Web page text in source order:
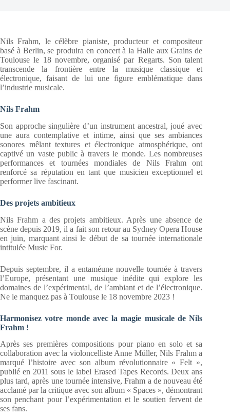
Nils Frahm, le célèbre pianiste, producteur et compositeur
basé à Berlin, se produira en concert à la Halle aux Grains de
Toulouse le 18 novembre, organisé par Regarts. Son talent
transcende la frontière entre la musique classique et
électronique, faisant de lui une figure emblématique dans
l’industrie musicale.
Nils Frahm
Son approche singulière d’un instrument ancestral, joué avec
une aura contemplative et intime, ainsi que ses ambiances
sonores mêlant textures et électronique atmosphérique, ont
captivé un vaste public à travers le monde. Les nombreuses
performances et tournées mondiales de Nils Frahm ont
renforcé sa réputation en tant que musicien exceptionnel et
performer live fascinant.
Des projets ambitieux
Nils Frahm a des projets ambitieux. Après une absence de
scène depuis 2019, il a fait son retour au Sydney Opera House
en juin, marquant ainsi le début de sa tournée internationale
intitulée Music For.
Depuis septembre, il a entaméune nouvelle tournée à travers
l’Europe, présentant une musique inédite qui explore les
domaines de l’expérimental, de l’ambiant et de l’électronique.
Ne le manquez pas à Toulouse le 18 novembre 2023 !
Harmonisez votre monde avec la magie musicale de Nils
Frahm !
Après ses premières compositions pour piano en solo et sa
collaboration avec la violoncelliste Anne Müller, Nils Frahm a
marqué l’histoire avec son album révolutionnaire « Felt »,
publié en 2011 sous le label Erased Tapes Records. Deux ans
plus tard, après une tournée intensive, Frahm a de nouveau été
acclamé par la critique avec son album « Spaces », démontrant
son penchant pour l’expérimentation et le soutien fervent de
ses fans.